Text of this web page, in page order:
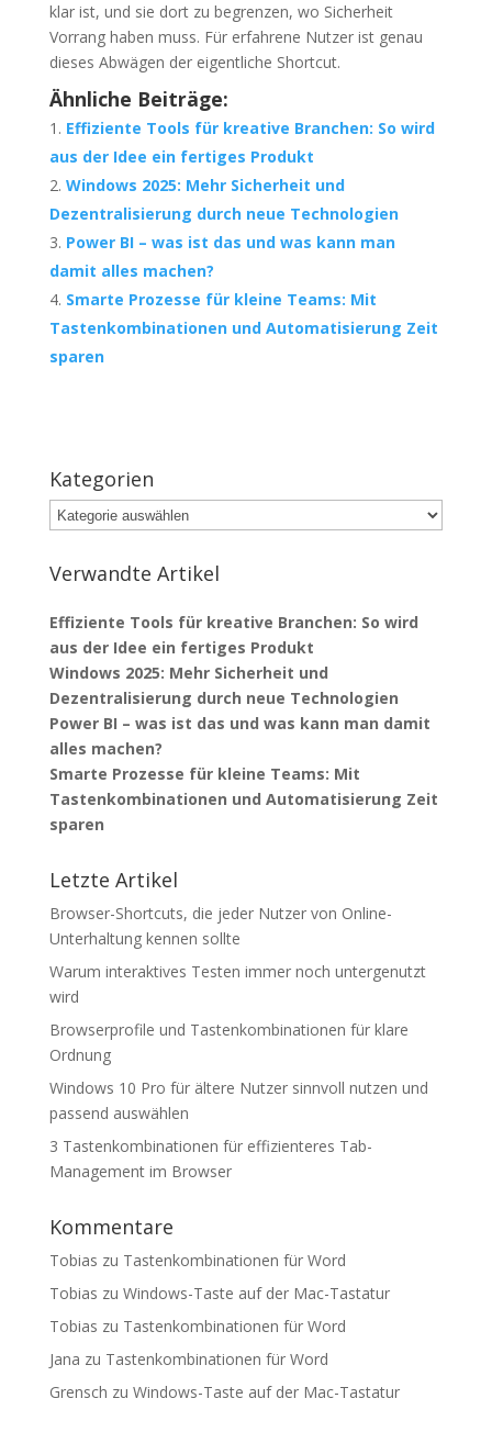
klar ist, und sie dort zu begrenzen, wo Sicherheit
Vorrang haben muss. Für erfahrene Nutzer ist genau
dieses Abwägen der eigentliche Shortcut.
Ähnliche Beiträge:
Effiziente Tools für kreative Branchen: So wird
aus der Idee ein fertiges Produkt
Windows 2025: Mehr Sicherheit und
Dezentralisierung durch neue Technologien
Power BI – was ist das und was kann man
damit alles machen?
Smarte Prozesse für kleine Teams: Mit
Tastenkombinationen und Automatisierung Zeit
sparen
Kategorien
Kategorien
Verwandte Artikel
Effiziente Tools für kreative Branchen: So wird
aus der Idee ein fertiges Produkt
Windows 2025: Mehr Sicherheit und
Dezentralisierung durch neue Technologien
Power BI – was ist das und was kann man damit
alles machen?
Smarte Prozesse für kleine Teams: Mit
Tastenkombinationen und Automatisierung Zeit
sparen
Letzte Artikel
Browser-Shortcuts, die jeder Nutzer von Online-
Unterhaltung kennen sollte
Warum interaktives Testen immer noch untergenutzt
wird
Browserprofile und Tastenkombinationen für klare
Ordnung
Windows 10 Pro für ältere Nutzer sinnvoll nutzen und
passend auswählen
3 Tastenkombinationen für effizienteres Tab-
Management im Browser
Kommentare
Tobias zu Tastenkombinationen für Word
Tobias zu Windows-Taste auf der Mac-Tastatur
Tobias zu Tastenkombinationen für Word
Jana zu Tastenkombinationen für Word
Grensch zu Windows-Taste auf der Mac-Tastatur